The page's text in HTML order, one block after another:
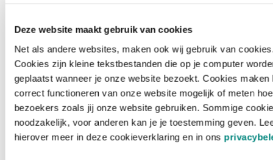
Deze website maakt gebruik van cookies
Net als andere websites, maken ook wij gebruik van
Cookies zijn kleine tekstbestanden die op je computer
geplaatst wanneer je onze website bezoekt. Cookies maken
correct functioneren van onze website mogelijk of meten hoe
bezoekers zoals jij onze website gebruiken. Sommige
noodzakelijk, voor anderen kan je je toestemming geven.
hierover meer in deze cookieverklaring en in ons